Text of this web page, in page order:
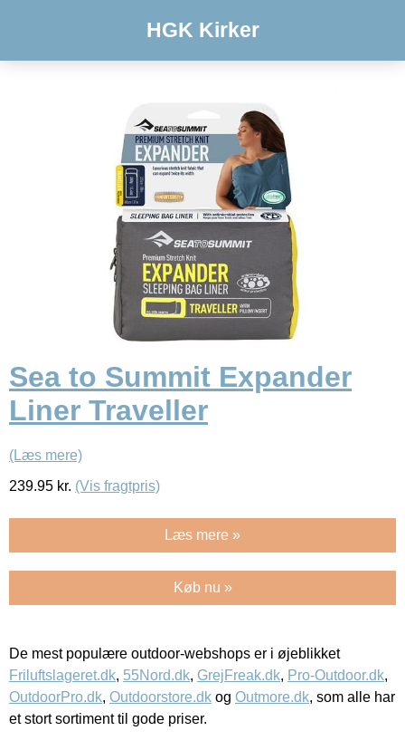
HGK Kirker
Sea to Summit Expander
Liner Traveller
(Læs mere)
239.95 kr. (Vis fragtpris)
Læs mere »
Køb nu »
De mest populære outdoor-webshops er i øjeblikket
Friluftslageret.dk, 55Nord.dk, GrejFreak.dk, Pro-Outdoor.dk,
OutdoorPro.dk, Outdoorstore.dk og Outmore.dk, som alle har
et stort sortiment til gode priser.